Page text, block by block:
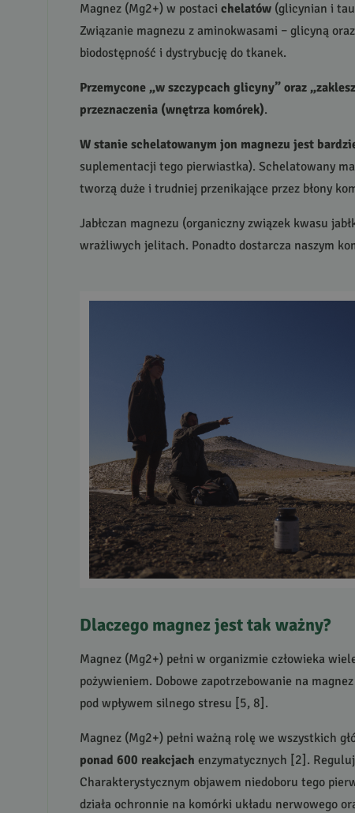
Magnez (Mg2+) w postaci chelatów (glicynian i
Związanie magnezu z aminokwasami – glicyną
biodostępność i dystrybucję do tkanek.
Przemycone „w szczypcach glicyny” oraz
przeznaczenia (wnętrza komórek).
W stanie schelatowanym jon magnezu jest
suplementacji tego pierwiastka). Schelatowany
tworzą duże i trudniej przenikające przez błony
Jabłczan magnezu (organiczny związek kwasu
wrażliwych jelitach. Ponadto dostarcza naszym
Dlaczego magnez jest tak ważny?
Magnez (Mg2+) pełni w organizmie człowieka
pożywieniem. Dobowe zapotrzebowanie na
pod wpływem silnego stresu [5, 8].
Magnez (Mg2+) pełni ważną rolę we wszystkich
ponad 600 reakcjach enzymatycznych [2].
Charakterystycznym objawem niedoboru tego
działa ochronnie na komórki układu nerwowego